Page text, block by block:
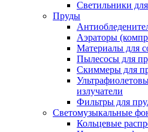
Светильники
Пруды
Аэраторы
Материалы для
Пылесосы для
Скиммеры для
излучатели
Фильтры для
Светомузыкальные
Кольцевые